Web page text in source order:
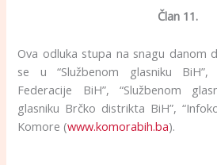
Član 11.
Ova odluka stupa na snagu danom
se u “Službenom glasniku BiH”,
Federacije BiH”, “Službenom
glasniku Brčko distrikta BiH”,
Komore (www.komorabih.ba).